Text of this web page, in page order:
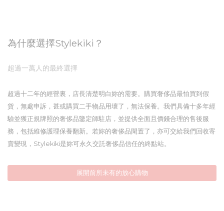
為什麼選擇Stylekiki？
超過一萬人的最終選擇
超過十二年的經營裏，店長清楚明白妳的需要。購買奢侈品最怕買到假
貨，無處申訴，甚或購買二手物品用壞了，無法保養。我們具備十多年經
驗並獲正規牌照的奢侈品鑒定師駐店，並提供全面且價錢合理的售後服
務，包括維修護理保養翻新。若妳的奢侈品閑置了，亦可交給我們回收寄
賣變現，Stylekiki是妳可永久交託奢侈品信任的終點站。
展開前所未有的放心購物